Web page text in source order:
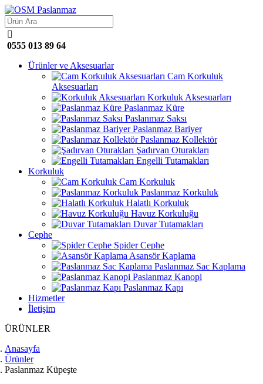

0555 013 89 64
Ürünler ve Aksesuarlar
Cam Korkuluk
Aksesuarları
Korkuluk Aksesuarları
Paslanmaz Küre
Paslanmaz Saksı
Paslanmaz Bariyer
Paslanmaz Kollektör
Şadırvan Oturakları
Engelli Tutamakları
Korkuluk
Cam Korkuluk
Paslanmaz Korkuluk
Halatlı Korkuluk
Havuz Korkuluğu
Duvar Tutamakları
Cephe
Spider Cephe
Asansör Kaplama
Paslanmaz Sac Kaplama
Paslanmaz Kanopi
Paslanmaz Kapı
Hizmetler
İletişim
ÜRÜNLER
Anasayfa
Ürünler
Paslanmaz Küpeşte